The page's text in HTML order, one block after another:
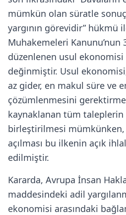
mümkün olan süratle
yargının görevidir” hükmü
Muhakemeleri Kanunu’nun
düzenlenen usul
değinmiştir. Usul
az gider, en makul süre ve
çözümlenmesini
kaynaklanan tüm
birleştirilmesi mümkünken,
açılması bu ilkenin açık
edilmiştir.
Kararda, Avrupa İnsan
maddesindeki adil
ekonomisi arasındaki